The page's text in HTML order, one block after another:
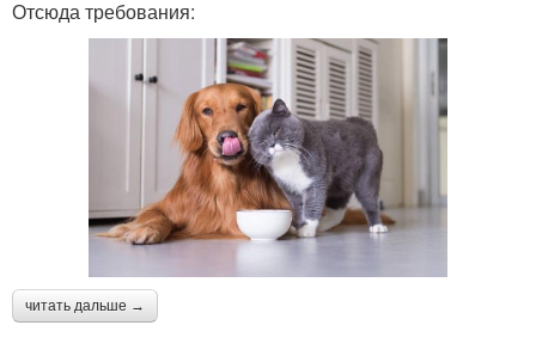
Отсюда требования:
читать дальше →